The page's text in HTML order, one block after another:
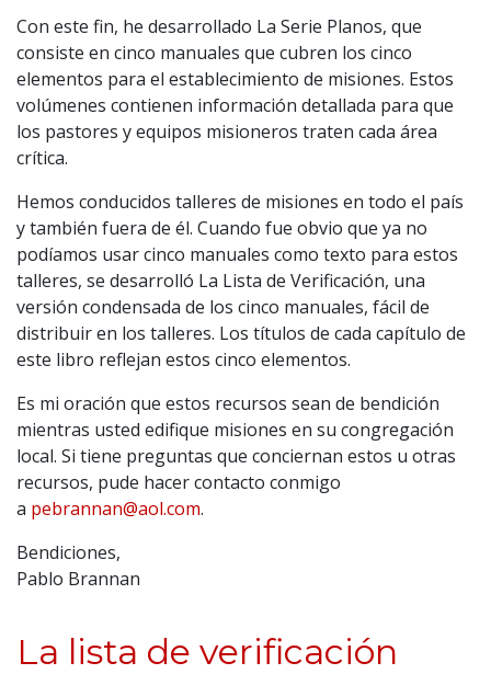
Con este fin, he desarrollado La Serie Planos, que
consiste en cinco manuales que cubren los cinco
elementos para el establecimiento de misiones. Estos
volúmenes contienen información detallada para que
los pastores y equipos misioneros traten cada área
crítica.
Hemos conducidos talleres de misiones en todo el país
y también fuera de él. Cuando fue obvio que ya no
podíamos usar cinco manuales como texto para estos
talleres, se desarrolló La Lista de Verificación, una
versión condensada de los cinco manuales, fácil de
distribuir en los talleres. Los títulos de cada capítulo de
este libro reflejan estos cinco elementos.
Es mi oración que estos recursos sean de bendición
mientras usted edifique misiones en su congregación
local. Si tiene preguntas que conciernan estos u otras
recursos, pude hacer contacto conmigo
a pebrannan@aol.com.
Bendiciones,
Pablo Brannan
La lista de verificación